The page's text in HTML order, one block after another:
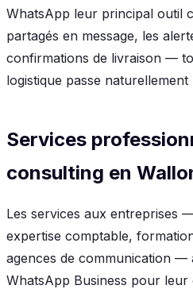
WhatsApp leur principal outil
partagés en message, les
confirmations de livraison —
logistique passe
Services
consulting en
Les services aux entreprises
expertise comptable,
agences de communication —
WhatsApp Business pour